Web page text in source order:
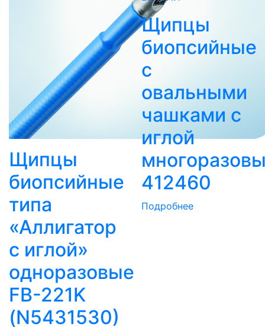
Щипцы
биопсийные
типа
«Аллигатор
с иглой»
одноразовые
FB-221K
(N5431530)
Щипцы
биопсийные
с
овальными
чашками с
иглой
412460
Подробнее